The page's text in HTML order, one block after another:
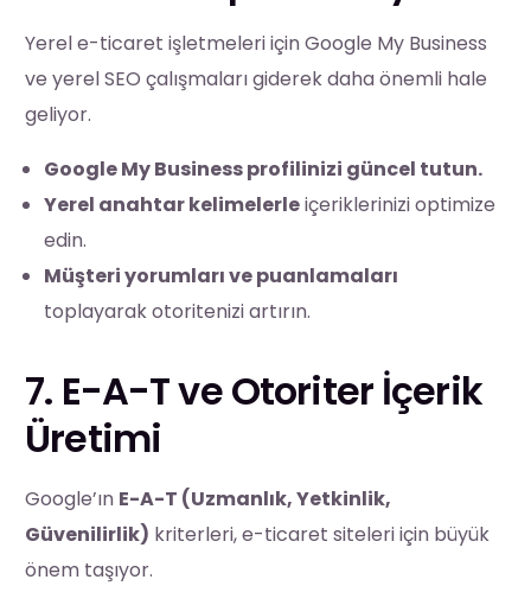
Yerel e-ticaret işletmeleri için Google My Business
ve yerel SEO çalışmaları giderek daha önemli hale
geliyor.
Google My Business profilinizi güncel tutun.
Yerel anahtar kelimelerleiçeriklerinizi optimize
edin.
Müşteri yorumları ve puanlamaları
toplayarak otoritenizi artırın.
7. E-A-T ve Otoriter İçerik
Üretimi
Google’ın E-A-T (Uzmanlık, Yetkinlik,
Güvenilirlik) kriterleri, e-ticaret siteleri için büyük
önem taşıyor.